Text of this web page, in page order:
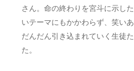
さん。命の終わりを宮斗に示し
いテーマにもかかわらず、笑い
だんだん引き込まれていく生徒
た。